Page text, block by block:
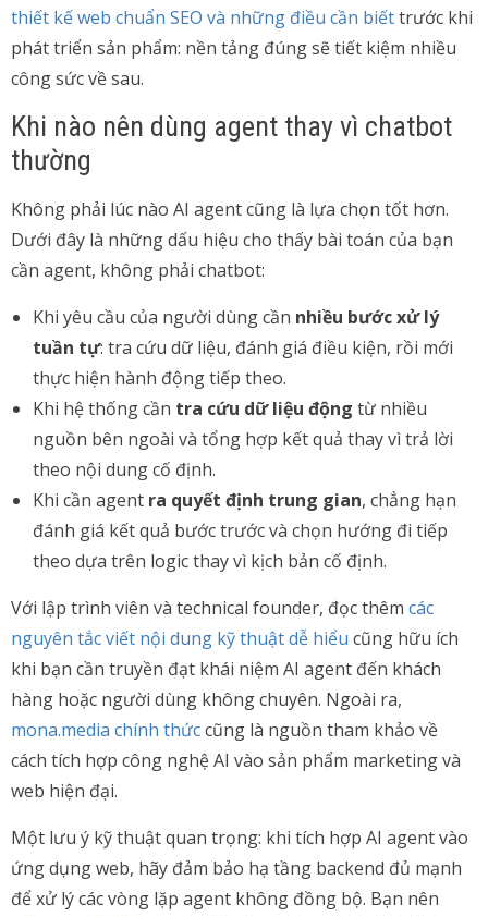
thiết kế web chuẩn SEO và những điều cần biếttrước khi
phát triển sản phẩm: nền tảng đúng sẽ tiết kiệm nhiều
công sức về sau.
Khi nào nên dùng agent thay vì chatbot
thường
Không phải lúc nào AI agent cũng là lựa chọn tốt hơn.
Dưới đây là những dấu hiệu cho thấy bài toán của bạn
cần agent, không phải chatbot:
Khi yêu cầu của người dùng cần nhiều bước xử lý
tuần tự: tra cứu dữ liệu, đánh giá điều kiện, rồi mới
thực hiện hành động tiếp theo.
Khi hệ thống cần tra cứu dữ liệu động từ nhiều
nguồn bên ngoài và tổng hợp kết quả thay vì trả lời
theo nội dung cố định.
Khi cần agent ra quyết định trung gian, chẳng hạn
đánh giá kết quả bước trước và chọn hướng đi tiếp
theo dựa trên logic thay vì kịch bản cố định.
Với lập trình viên và technical founder, đọc thêm các
nguyên tắc viết nội dung kỹ thuật dễ hiểu cũng hữu ích
khi bạn cần truyền đạt khái niệm AI agent đến khách
hàng hoặc người dùng không chuyên. Ngoài ra,
mona.media chính thứccũng là nguồn tham khảo về
cách tích hợp công nghệ AI vào sản phẩm marketing và
web hiện đại.
Một lưu ý kỹ thuật quan trọng: khi tích hợp AI agent vào
ứng dụng web, hãy đảm bảo hạ tầng backend đủ mạnh
để xử lý các vòng lặp agent không đồng bộ. Bạn nên